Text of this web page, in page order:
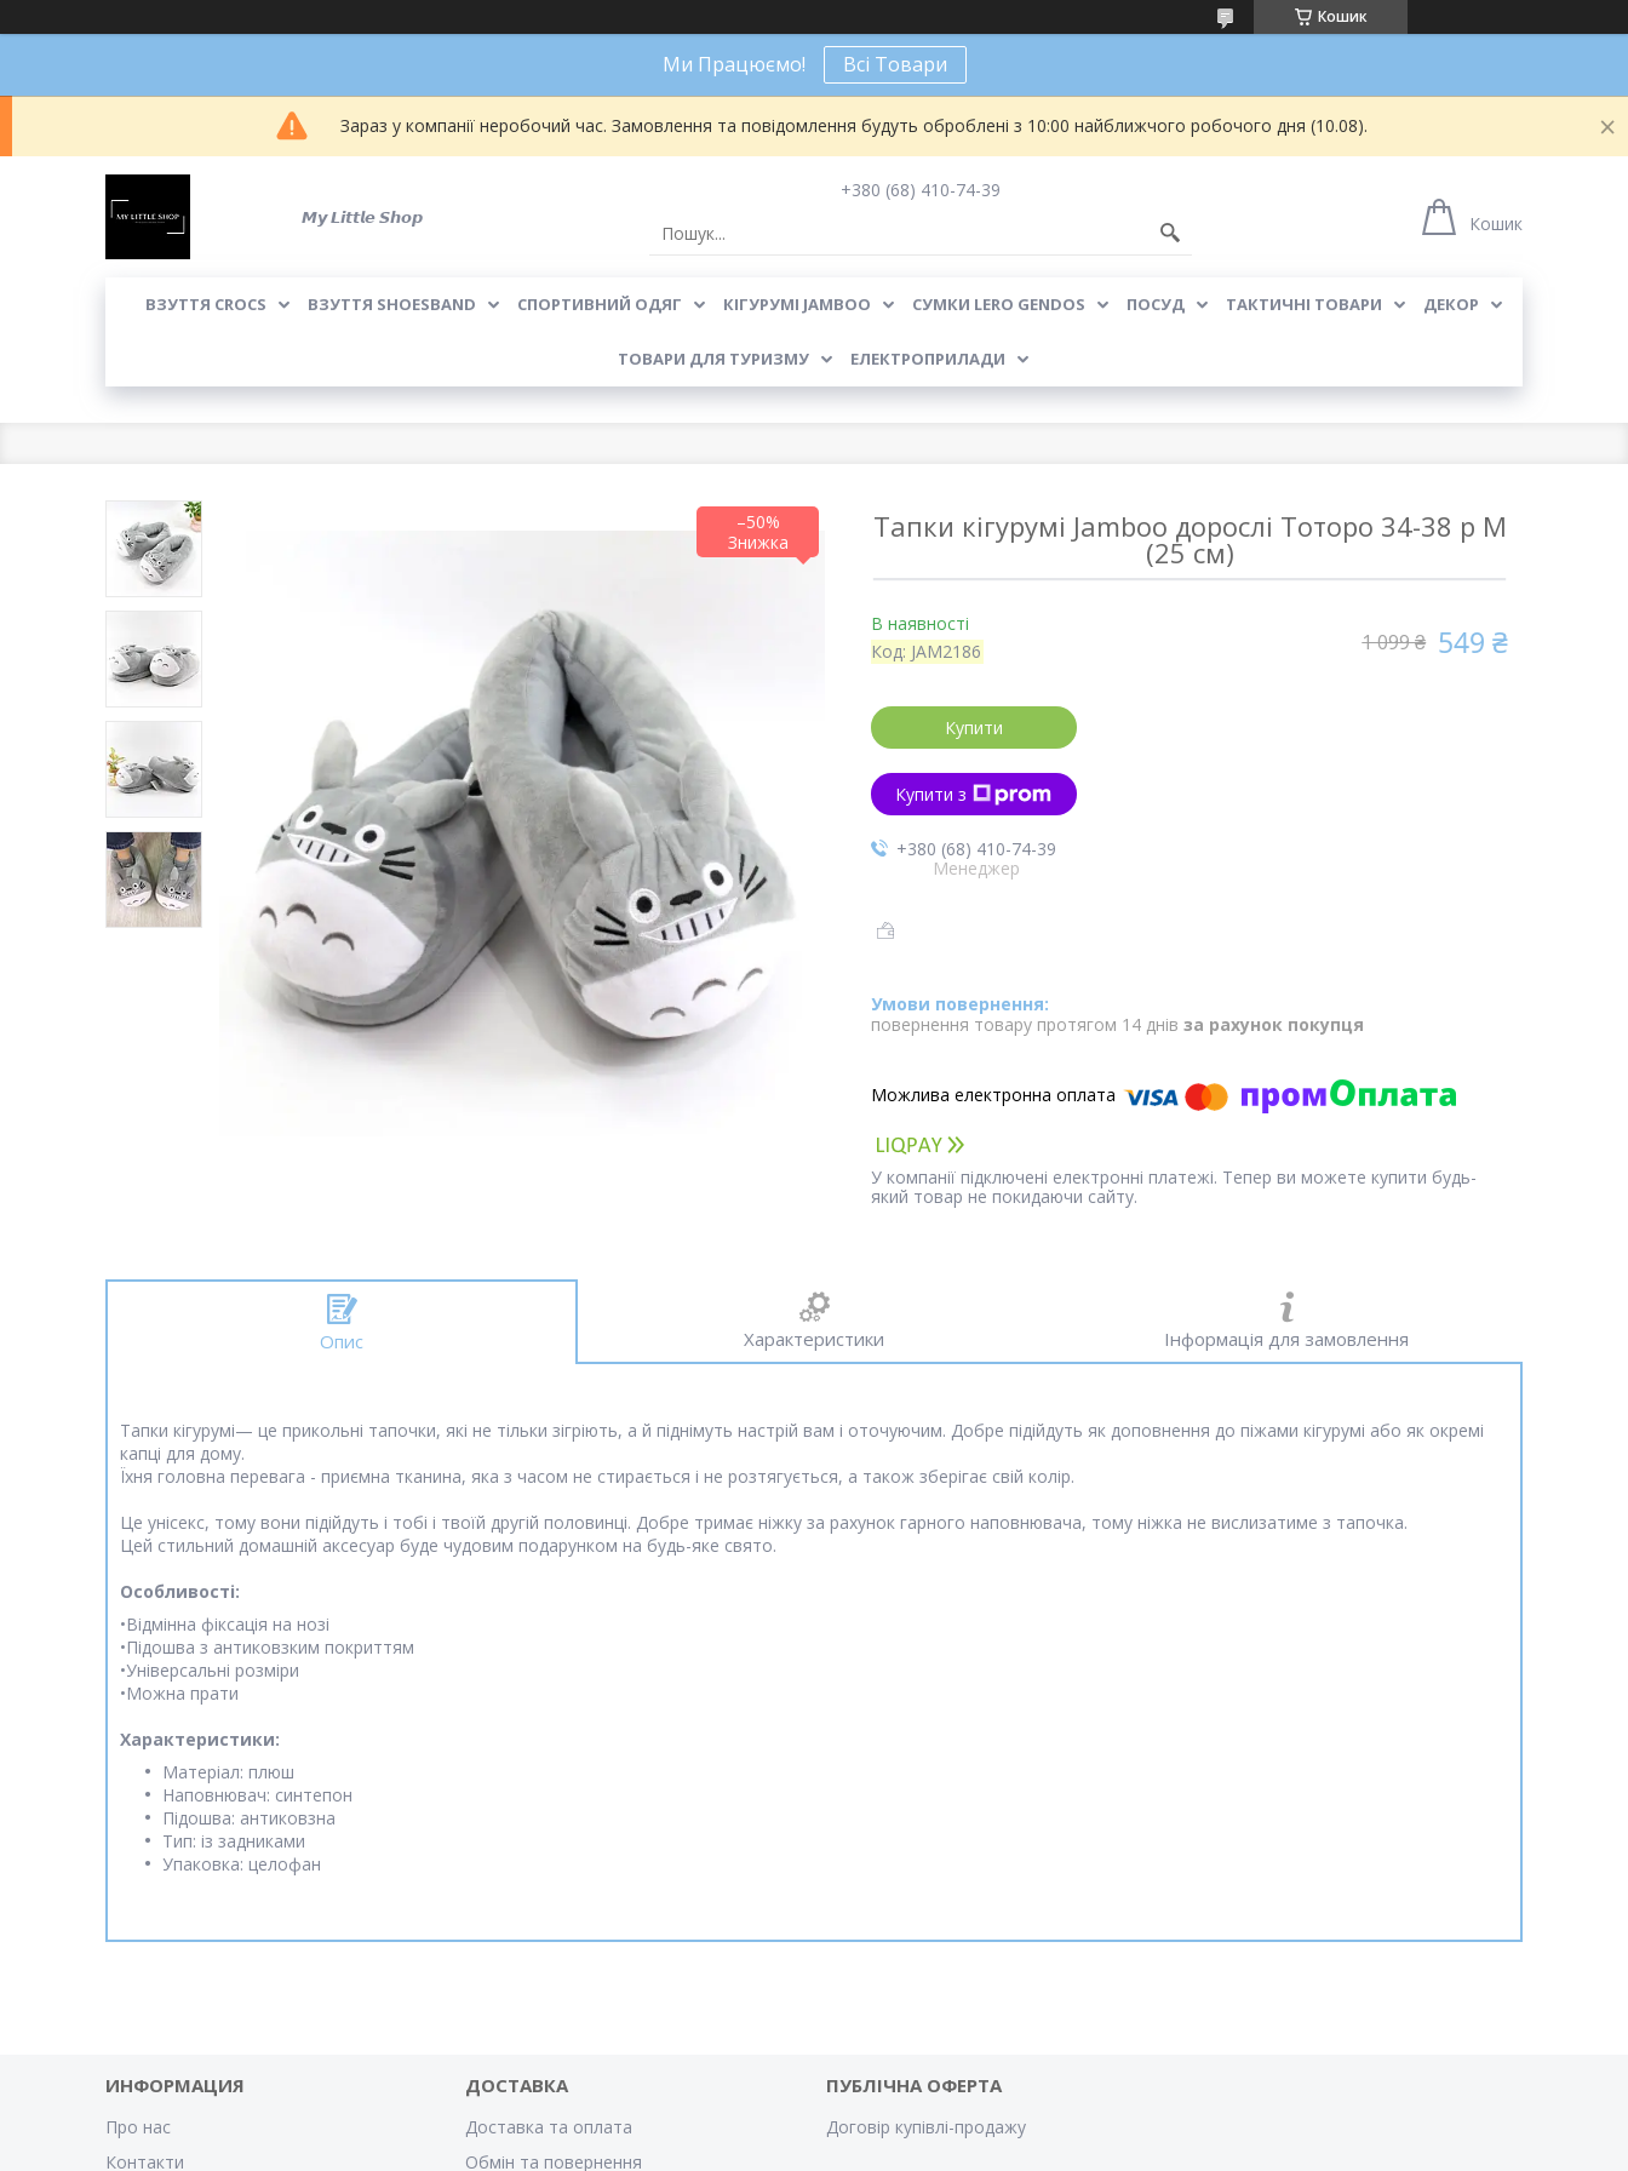
Кошик
Ми Працюємо! Всі Товари
Зараз у компанії неробочий час. Замовлення та повідомлення будуть оброблені з 10:00 найближчого робочого дня (10.08).
𝙈𝙮 𝙇𝙞𝙩𝙩𝙡𝙚 𝙎𝙝𝙤𝙥
+380 (68) 410-74-39
Кошик
ВЗУТТЯ CROCS ВЗУТТЯ SHOESBAND СПОРТИВНИЙ ОДЯГ КІГУРУМІ JAMBOO СУМКИ LERO GENDOS ПОСУД ТАКТИЧНІ ТОВАРИ ДЕКОР
ТОВАРИ ДЛЯ ТУРИЗМУ ЕЛЕКТРОПРИЛАДИ
–50% Тапки кігурумі Jamboo дорослі Тоторо 34-38 р M
(25 см)
В наявності
Код: JAM2186 1 099 ₴ 549 ₴
Купити
Купити з
+380 (68) 410-74-39
Менеджер
повернення товару протягом 14 днів за рахунок покупця
У компанії підключені електронні платежі. Тепер ви можете купити будь-
який товар не покидаючи сайту.
Опис Характеристики Інформація для замовлення
Тапки кігурумі— це прикольні тапочки, які не тільки зігріють, а й піднімуть настрій вам і оточуючим. Добре підійдуть як доповнення до піжами кігурумі або як окремі
капці для дому.
Їхня головна перевага - приємна тканина, яка з часом не стирається і не розтягується, а також зберігає свій колір.
Це унісекс, тому вони підійдуть і тобі і твоїй другій половинці. Добре тримає ніжку за рахунок гарного наповнювача, тому ніжка не вислизатиме з тапочка.
Цей стильний домашній аксесуар буде чудовим подарунком на будь-яке свято.
Особливості:
•Відмінна фіксація на нозі
•Підошва з антиковзким покриттям
•Універсальні розміри
•Можна прати
Характеристики:
Матеріал: плюш
Наповнювач: синтепон
Підошва: антиковзна
Тип: із задниками
Упаковка: целофан
ИНФОРМАЦИЯ
Про нас
Контакти
ДОСТАВКА
Доставка та оплата
Обмін та повернення
ПУБЛІЧНА ОФЕРТА
Договір купівлі-продажу